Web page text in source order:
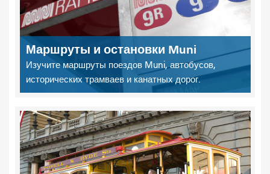
Маршруты и остановки Muni
Изучите маршруты поездов Muni, автобусов,
исторических трамваев и канатных дорог.